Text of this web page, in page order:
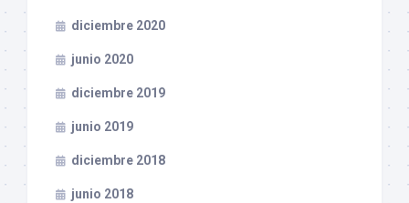
diciembre 2020
junio 2020
diciembre 2019
junio 2019
diciembre 2018
junio 2018